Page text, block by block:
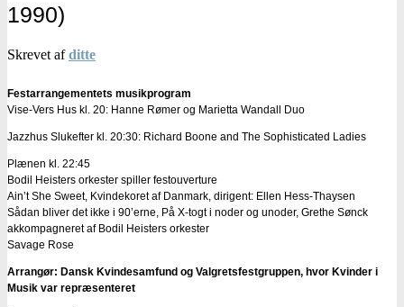
1990)
Skrevet afditte
Festarrangementets musikprogram
Vise-Vers Hus kl. 20: Hanne Rømer og Marietta Wandall Duo
Jazzhus Slukefter kl. 20:30: Richard Boone and The Sophisticated Ladies
Plænen kl. 22:45
Bodil Heisters orkester spiller festouverture
Ain’t She Sweet, Kvindekoret af Danmark, dirigent: Ellen Hess-Thaysen
Sådan bliver det ikke i 90’erne, På X-togt i noder og unoder, Grethe Sønck
akkompagneret af Bodil Heisters orkester
Savage Rose
Arrangør: Dansk Kvindesamfund og Valgretsfestgruppen, hvor Kvinder i
Musik var repræsenteret